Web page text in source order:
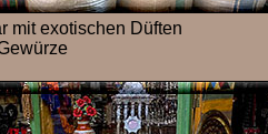
mit exotischen Düften